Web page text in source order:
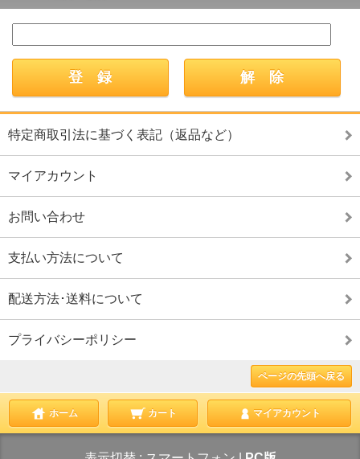
特定商取引法に基づく表記（返品など）
マイアカウント
お問い合わせ
支払い方法について
配送方法･送料について
プライバシーポリシー
ページの先頭へ戻る
ホーム カート マイアカウント